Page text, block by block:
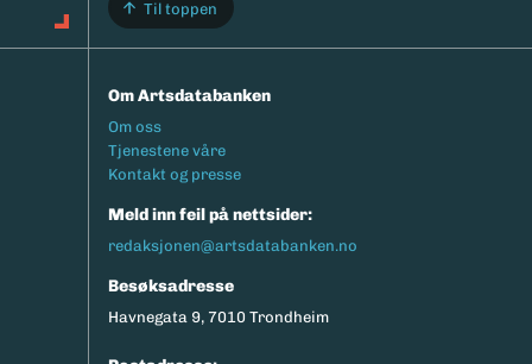
Til toppen
Om Artsdatabanken
Footermeny
Om oss
Tjenestene våre
Kontakt og presse
Meld inn feil på nettsider:
redaksjonen@artsdatabanken.no
Besøksadresse
Havnegata 9, 7010 Trondheim